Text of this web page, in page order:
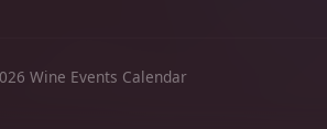
Wine Events Calendar